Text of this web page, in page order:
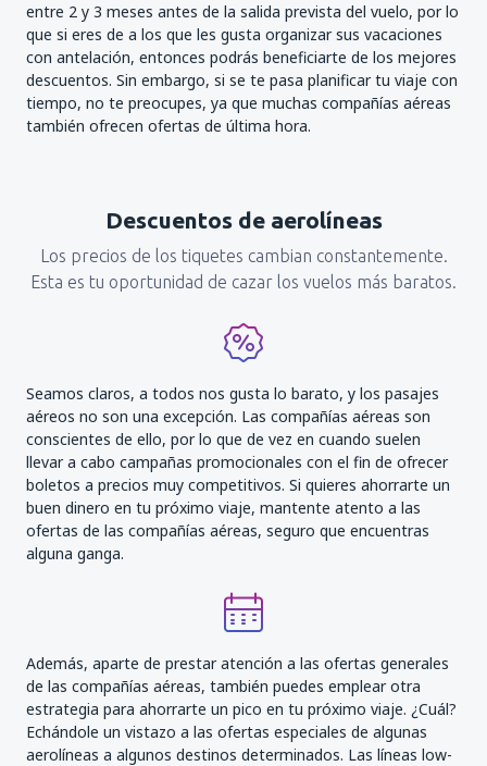
entre 2 y 3 meses antes de la salida prevista del vuelo, por lo
que si eres de a los que les gusta organizar sus vacaciones
con antelación, entonces podrás beneficiarte de los mejores
descuentos. Sin embargo, si se te pasa planificar tu viaje con
tiempo, no te preocupes, ya que muchas compañías aéreas
también ofrecen ofertas de última hora.
Descuentos de aerolíneas
Los precios de los tiquetes cambian constantemente.
Esta es tu oportunidad de cazar los vuelos más baratos.
Seamos claros, a todos nos gusta lo barato, y los pasajes
aéreos no son una excepción. Las compañías aéreas son
conscientes de ello, por lo que de vez en cuando suelen
llevar a cabo campañas promocionales con el fin de ofrecer
boletos a precios muy competitivos. Si quieres ahorrarte un
buen dinero en tu próximo viaje, mantente atento a las
ofertas de las compañías aéreas, seguro que encuentras
alguna ganga.
Además, aparte de prestar atención a las ofertas generales
de las compañías aéreas, también puedes emplear otra
estrategia para ahorrarte un pico en tu próximo viaje. ¿Cuál?
Echándole un vistazo a las ofertas especiales de algunas
aerolíneas a algunos destinos determinados. Las líneas low-